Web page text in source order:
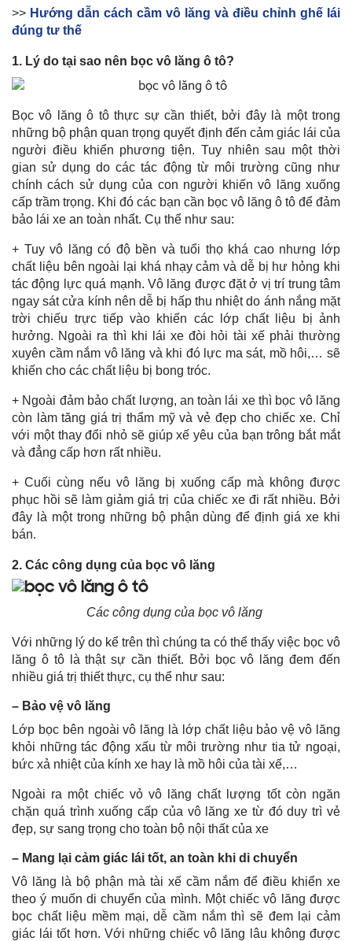
>> Hướng dẫn cách cầm vô lăng và điều chỉnh ghế lái
đúng tư thế
1. Lý do tại sao nên bọc vô lăng ô tô?
Bọc vô lăng ô tô thực sự cần thiết, bởi đây là một trong
những bộ phận quan trọng quyết định đến cảm giác lái của
người điều khiển phương tiện. Tuy nhiên sau một thời
gian sử dụng do các tác động từ môi trường cũng như
chính cách sử dụng của con người khiến vô lăng xuống
cấp trầm trọng. Khi đó các bạn cần bọc vô lăng ô tô để đảm
bảo lái xe an toàn nhất. Cụ thể như sau:
+ Tuy vô lăng có độ bền và tuổi thọ khá cao nhưng lớp
chất liệu bên ngoài lại khá nhạy cảm và dễ bị hư hỏng khi
tác động lực quá mạnh. Vô lăng được đặt ở vị trí trung tâm
ngay sát cửa kính nên dễ bị hấp thu nhiệt do ánh nắng mặt
trời chiếu trực tiếp vào khiến các lớp chất liệu bị ảnh
hưởng. Ngoài ra thì khi lái xe đòi hỏi tài xế phải thường
xuyên cầm nắm vô lăng và khi đó lực ma sát, mồ hôi,… sẽ
khiến cho các chất liệu bị bong tróc.
+ Ngoài đảm bảo chất lượng, an toàn lái xe thì bọc vô lăng
còn làm tăng giá trị thẩm mỹ và vẻ đẹp cho chiếc xe. Chỉ
với một thay đổi nhỏ sẽ giúp xế yêu của bạn trông bắt mắt
và đẳng cấp hơn rất nhiều.
+ Cuối cùng nếu vô lăng bị xuống cấp mà không được
phục hồi sẽ làm giảm giá trị của chiếc xe đi rất nhiều. Bởi
đây là một trong những bộ phận dùng để định giá xe khi
bán.
2. Các công dụng của bọc vô lăng
Các công dụng của bọc vô lăng
Với những lý do kể trên thì chúng ta có thể thấy việc bọc vô
lăng ô tô là thật sự cần thiết. Bởi bọc vô lăng đem đến
nhiều giá trị thiết thực, cụ thể như sau:
– Bảo vệ vô lăng
Lớp bọc bên ngoài vô lăng là lớp chất liệu bảo vệ vô lăng
khỏi những tác động xấu từ môi trường như tia tử ngoại,
bức xả nhiệt của kính xe hay là mồ hôi của tài xế,…
Ngoài ra một chiếc vỏ vô lăng chất lượng tốt còn ngăn
chặn quá trình xuống cấp của vô lăng xe từ đó duy trì vẻ
đẹp, sự sang trọng cho toàn bộ nội thất của xe
– Mang lại cảm giác lái tốt, an toàn khi di chuyển
Vô lăng là bộ phận mà tài xế cầm nắm để điều khiển xe
theo ý muốn di chuyển của mình. Một chiếc vô lăng được
bọc chất liệu mềm mại, dễ cầm nắm thì sẽ đem lại cảm
giác lái tốt hơn. Với những chiếc vô lăng lâu không được